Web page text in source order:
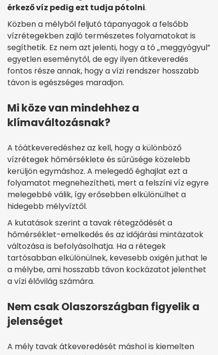
érkező víz pedig ezt tudja pótolni.
Közben a mélyből feljutó tápanyagok a felsőbb
vízrétegekben zajló természetes folyamatokat is
segíthetik. Ez nem azt jelenti, hogy a tó „meggyógyul”
egyetlen eseménytől, de egy ilyen átkeveredés
fontos része annak, hogy a vízi rendszer hosszabb
távon is egészséges maradjon.
Mi köze van mindehhez a
klímaváltozásnak?
A tóátkeveredéshez az kell, hogy a különböző
vízrétegek hőmérséklete és sűrűsége közelebb
kerüljön egymáshoz. A melegedő éghajlat ezt a
folyamatot megnehezítheti, mert a felszíni víz egyre
melegebbé válik, így erősebben elkülönülhet a
hidegebb mélyvíztől.
A kutatások szerint a tavak rétegződését a
hőmérséklet-emelkedés és az időjárási mintázatok
változása is befolyásolhatja. Ha a rétegek
tartósabban elkülönülnek, kevesebb oxigén juthat le
a mélybe, ami hosszabb távon kockázatot jelenthet
a vízi élővilág számára.
Nem csak Olaszországban figyelik a
jelenséget
A mély tavak átkeveredését máshol is kiemelten